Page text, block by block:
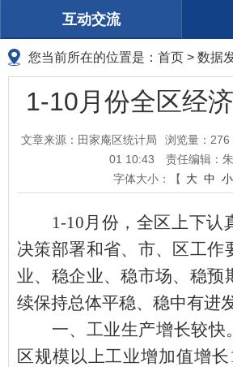
互动交流
您当前所在的位置是： 首页 > 数据
1-10月份全区经
文章来源：田家庵区统计局 浏览量： 276
01 10:43
责任编辑：
字体大小：【 大 中 小
1-10 月份，全区上下认
决策部署和省、市、区工作
业、稳企业、稳市场、稳预
续保持总体平稳、稳中有进
一、工业生产增长较快。
区规模以上工业增加值增长